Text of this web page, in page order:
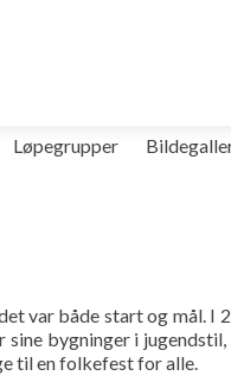
Løpegrupper
var både start og mål. I
bygninger i
til en folkefest for alle.